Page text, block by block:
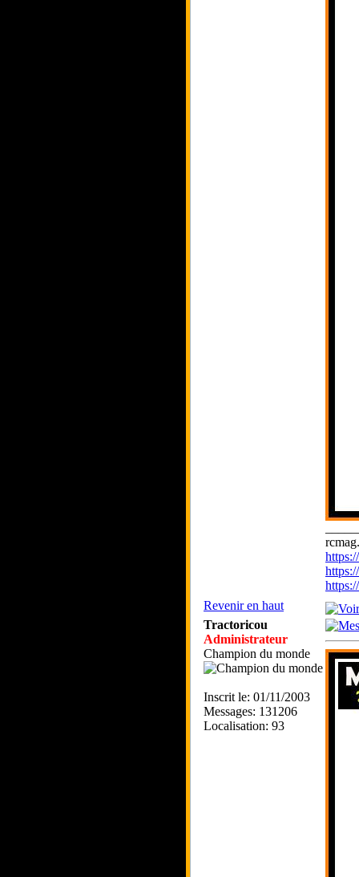
Revenir en haut
Tractoricou
Administrateur
Champion du monde
Inscrit le: 01/11/2003
Messages: 131206
Localisation: 93